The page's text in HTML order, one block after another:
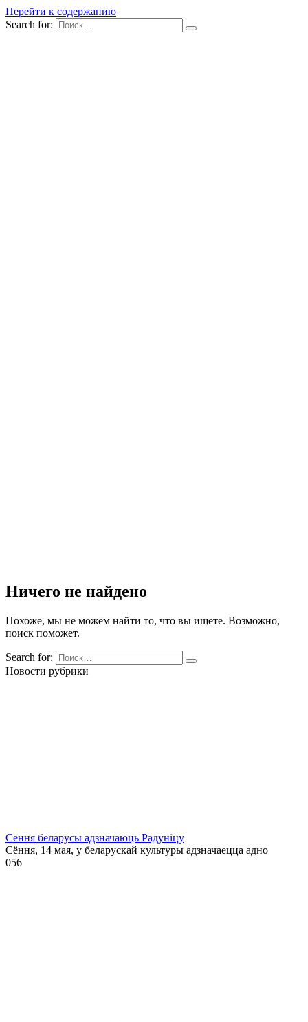
Перейти к содержанию
Search for:
Ничего не найдено
Похоже, мы не можем найти то, что вы ищете. Возможно,
поиск поможет.
Search for:
Новости рубрики
Сення беларусы адзначаюць Радуніцу
Сёння, 14 мая, у беларускай культуры адзначаецца адно
056